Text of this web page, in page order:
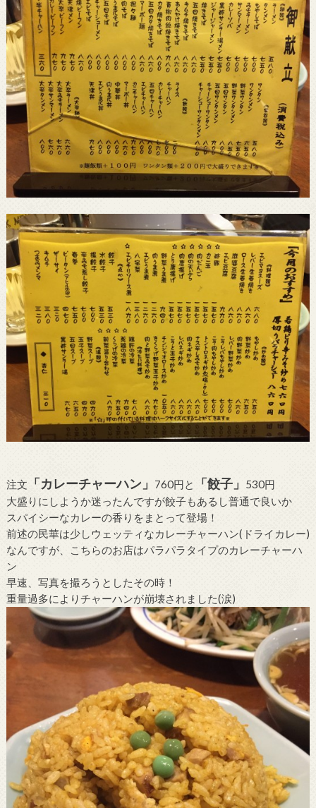
注文 「カレーチャーハン」 760円と 「餃子」
530円
大盛りにしようか迷ったんですが餃子もあるし普通で良いか
スパイシーなカレーの香りをまとって登場！
前述の民華は少しウェッティなカレーチャーハン(ドライカレー)
なんですが、こちらのお店はパラパラタイプのカレーチャーハ
ン
早速、写真を撮ろうとしたその時！
重量過多によりチャーハンが崩壊されました(涙)